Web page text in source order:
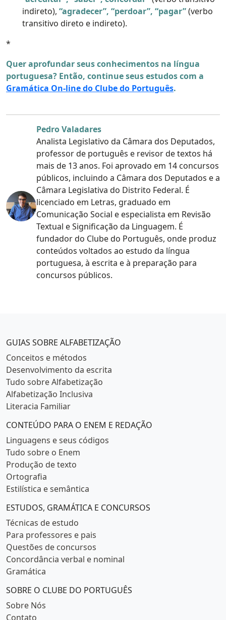
indireto), “agradecer”, “perdoar”, “pagar”(verbo
transitivo direto e indireto).
*
Quer aprofundar seus conhecimentos na língua
portuguesa? Então, continue seus estudos com a
Gramática On-line do Clube do Português.
Pedro Valadares
Analista Legislativo da Câmara dos Deputados,
professor de português e revisor de textos há
mais de 13 anos. Foi aprovado em 14 concursos
públicos, incluindo a Câmara dos Deputados e a
Câmara Legislativa do Distrito Federal. É
licenciado em Letras, graduado em
Comunicação Social e especialista em Revisão
Textual e Significação da Linguagem. É
fundador do Clube do Português, onde produz
conteúdos voltados ao estudo da língua
portuguesa, à escrita e à preparação para
concursos públicos.
Categorias populares
GUIAS SOBRE ALFABETIZAÇÃO
Conceitos e métodos
Desenvolvimento da escrita
Tudo sobre Alfabetização
Alfabetização Inclusiva
Literacia Familiar
CONTEÚDO PARA O ENEM E REDAÇÃO
Linguagens e seus códigos
Tudo sobre o Enem
Produção de texto
Ortografia
Estilística e semântica
ESTUDOS, GRAMÁTICA E CONCURSOS
Técnicas de estudo
Para professores e pais
Questões de concursos
Concordância verbal e nominal
Gramática
SOBRE O CLUBE DO PORTUGUÊS
Sobre Nós
Contato